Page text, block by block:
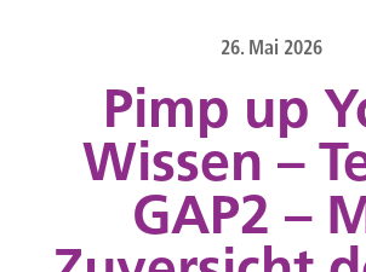
26. Mai 2026
Pimp up
Wissen –
GAP2 –